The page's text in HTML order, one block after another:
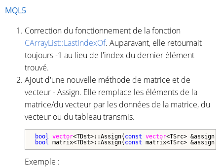
MQL5
Correction du fonctionnement de la fonction
CArrayList::LastIndexOf. Auparavant, elle retournait
toujours -1 au lieu de l'index du dernier élément
trouvé.
Ajout d'une nouvelle méthode de matrice et de
vecteur - Assign. Elle remplace les éléments de la
matrice/du vecteur par les données de la matrice, du
vecteur ou du tableau transmis.
bool vector<TDst>::Assign( const vector<TSrc>
bool matrix<TDst>::Assign( const
Exemple :